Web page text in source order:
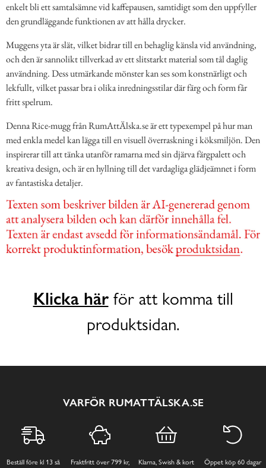
enkelt bli ett samtalsämne vid kaffepausen, samtidigt som den uppfyller
den grundläggande funktionen av att hålla drycker.
Muggens yta är slät, vilket bidrar till en behaglig känsla vid användning,
och den är sannolikt tillverkad av ett slitstarkt material som tål daglig
användning. Dess utmärkande mönster kan ses som konstnärligt och
lekfullt, vilket passar bra i olika inredningsstilar där färg och form får
fritt spelrum.
Denna Rice-mugg från RumAttÄlska.se är ett typexempel på hur man
med enkla medel kan lägga till en visuell överraskning i köksmiljön. Den
inspirerar till att tänka utanför ramarna med sin djärva färgpalett och
kreativa design, och är en hyllning till det vardagliga glädjeämnet i form
av fantastiska detaljer.
Klicka härför att komma till
produktsidan.
VARFÖR RUMATTÄLSKA.SE
Beställ före kl 13 så
Fraktfritt över 799 kr,
Klarna, Swish & kort Öppet köp 60 dagar